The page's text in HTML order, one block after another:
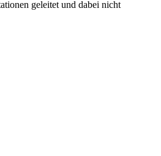
geleitet und dabei nicht